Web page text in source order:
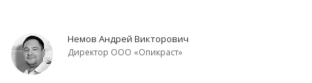
Немов Андрей Викторович
Директор ООО «Опикраст»